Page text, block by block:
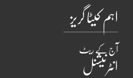
اہم کیٹا گریز
آج کے ریٹ
انٹرنیشنل